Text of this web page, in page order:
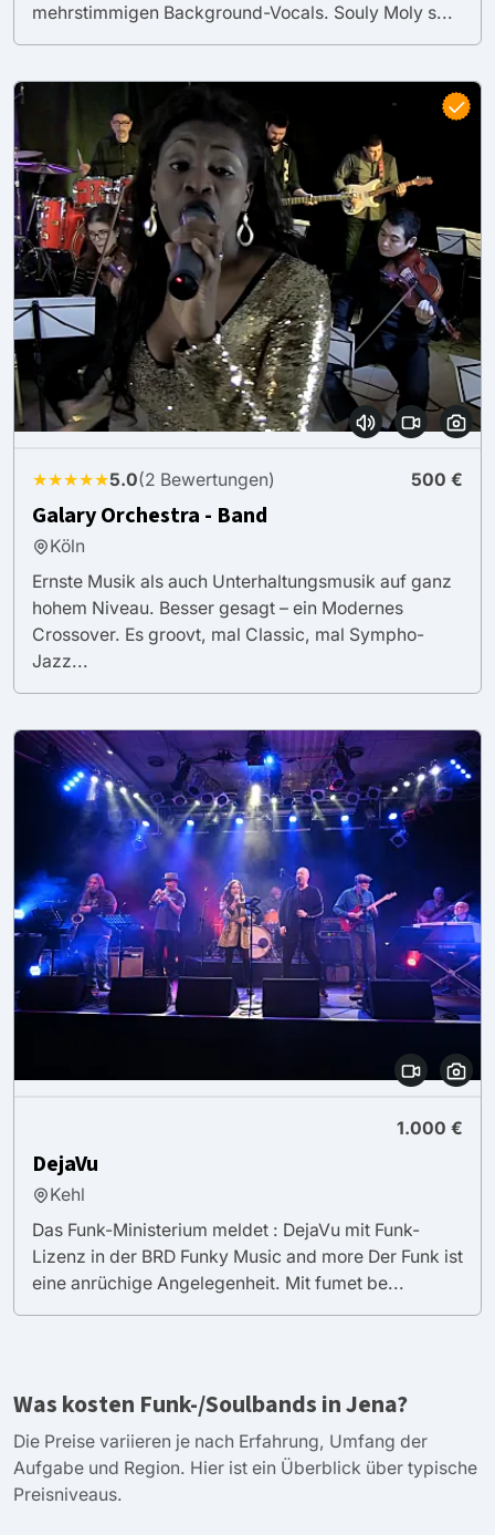
mehrstimmigen Background-Vocals. Souly Moly s...
★★★★★5.0(2 Bewertungen) 500 €
Galary Orchestra - Band
Köln
Ernste Musik als auch Unterhaltungsmusik auf ganz
hohem Niveau. Besser gesagt – ein Modernes
Crossover. Es groovt, mal Classic, mal Sympho-
Jazz...
1.000 €
DejaVu
Kehl
Das Funk-Ministerium meldet : DejaVu mit Funk-
Lizenz in der BRD Funky Music and more Der Funk ist
eine anrüchige Angelegenheit. Mit fumet be...
Was kosten Funk-/Soulbands in Jena?
Die Preise variieren je nach Erfahrung, Umfang der
Aufgabe und Region. Hier ist ein Überblick über typische
Preisniveaus.